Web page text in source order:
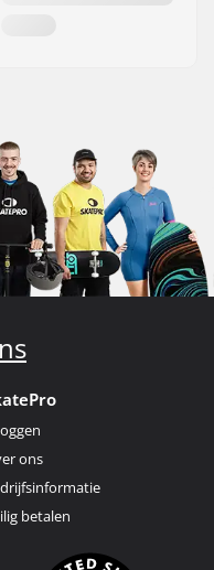
ons
betalen